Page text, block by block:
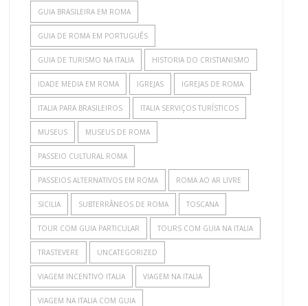
GUIA BRASILEIRA EM ROMA
GUIA DE ROMA EM PORTUGUÊS
GUIA DE TURISMO NA ITALIA HISTORIA DO CRISTIANISMO
IDADE MEDIA EM ROMA IGREJAS IGREJAS DE ROMA
ITALIA PARA BRASILEIROS ITALIA SERVIÇOS TURÍSTICOS
MUSEUS MUSEUS DE ROMA
PASSEIO CULTURAL ROMA
PASSEIOS ALTERNATIVOS EM ROMA ROMA AO AR LIVRE
SICILIA SUBTERRÂNEOS DE ROMA TOSCANA
TOUR COM GUIA PARTICULAR TOURS COM GUIA NA ITALIA
TRASTEVERE UNCATEGORIZED
VIAGEM INCENTIVO ITALIA VIAGEM NA ITALIA
VIAGEM NA ITALIA COM GUIA